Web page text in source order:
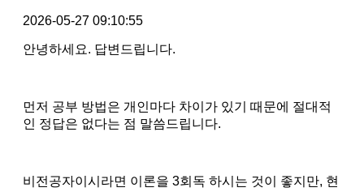
2026-05-27 09:10:55
안녕하세요. 답변드립니다.
먼저 공부 방법은 개인마다 차이가 있기 때문에 절대적
인 정답은 없다는 점 말씀드립니다.
비전공자이시라면 이론을 3회독 하시는 것이 좋지만, 현